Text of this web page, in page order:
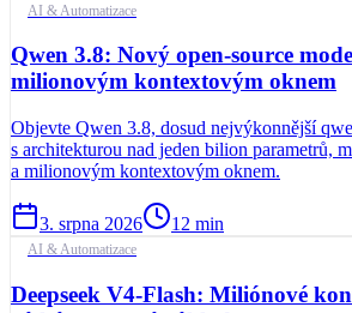
AI & Automatizace
Qwen 3.8: Nový open-source
milionovým kontextovým oknem
Objevte Qwen 3.8, dosud nejvýkonnější
s architekturou nad jeden bilion parametrů,
a milionovým kontextovým oknem.
3. srpna 2026 12 min
AI & Automatizace
Deepseek V4-Flash: Miliónové